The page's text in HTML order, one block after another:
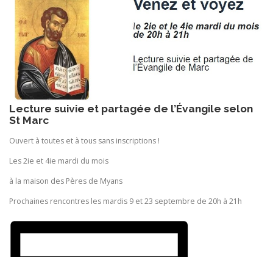
Lecture suivie et partagée de l’Évangile selon
St Marc
Ouvert à toutes et à tous sans inscriptions !
Les 2ie et 4ie mardi du mois
à la maison des Pères de Myans
Prochaines rencontres les mardis 9 et 23 septembre de 20h à 21h